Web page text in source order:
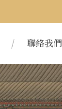
聯絡我們